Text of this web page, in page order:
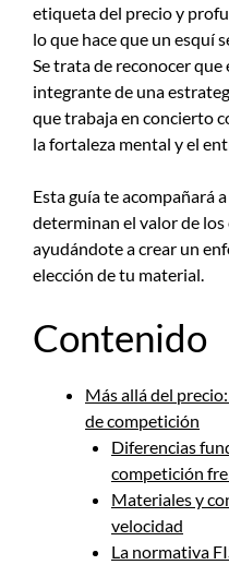
etiqueta del precio y
lo que hace que un esquí
Se trata de reconocer
integrante de una
que trabaja en concierto
la fortaleza mental y el
Esta guía te acompañará
determinan el valor de
ayudándote a crear un
elección de tu material.
Contenido
Más allá del
de competición
Diferencias
competición
Materiales y
velocidad
La normativa